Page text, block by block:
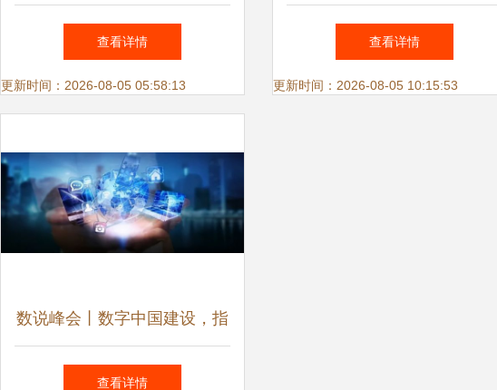
合发展，国家重点项目通过验
收
查看详情
更新时间：2026-08-05 05:58:13
团庆祝建党百年，以创新驱动
信息技术产业加速发展
查看详情
更新时间：2026-08-05 10:15:53
数说峰会丨数字中国建设，指
引网络强国迈向新征程
查看详情